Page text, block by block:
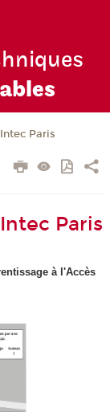
Intec Paris
Paris
à l'Accès